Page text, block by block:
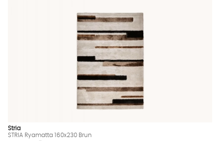
Stria
STRIA Ryamatta 160x230 Brun